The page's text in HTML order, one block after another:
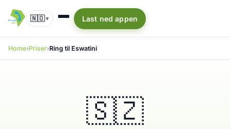
🇳🇴▾ Last ned appen
Home Priser Ring til Eswatini
🇸🇿